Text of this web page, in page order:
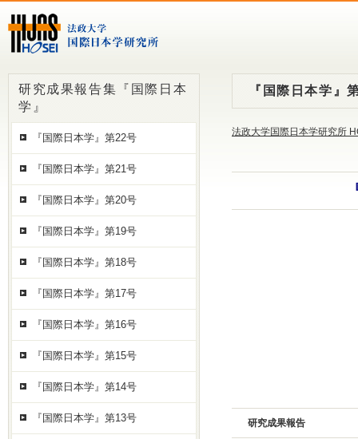
『国際日本学』
法政大学国際日本学研究所
研究成果報告
研究成果報告集『国際日本
学』
『国際日本学』第22号
『国際日本学』第21号
『国際日本学』第20号
『国際日本学』第19号
『国際日本学』第18号
『国際日本学』第17号
『国際日本学』第16号
『国際日本学』第15号
『国際日本学』第14号
『国際日本学』第13号